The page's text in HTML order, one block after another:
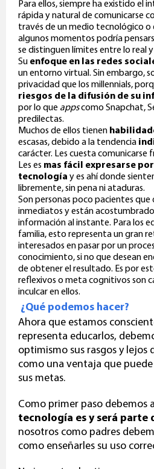
Para ellos, siempre ha existido el
rápida y natural de comunicarse
través de un medio tecnológico o
algunos momentos podría
se distinguen límites entre lo real
Su enfoque en las redes
un entorno virtual. Sin embargo,
privacidad que los millennials,
riesgos de la difusión de su
por lo que appscomo Snapchat,
predilectas.
Muchos de ellos tienen
escasas, debido a la tendencia
carácter. Les cuesta comunicarse
Les es mas fácil expresarse
tecnología y es ahí donde
libremente, sin pena ni ataduras.
Son personas poco pacientes que
inmediatos y están
información al instante. Para los
familia, esto representa un gran
interesados en pasar por un
conocimiento, si no que desean
de obtener el resultado. Es por
reflexivos o meta cognitivos son
inculcar en ellos.
¿Qué podemos hacer?
Ahora que estamos
representa educarlos,
optimismo sus rasgos y lejos
como una ventaja que
sus metas.
Como primer paso debemos
tecnología es y será parte
nosotros como padres
como enseñarles su uso